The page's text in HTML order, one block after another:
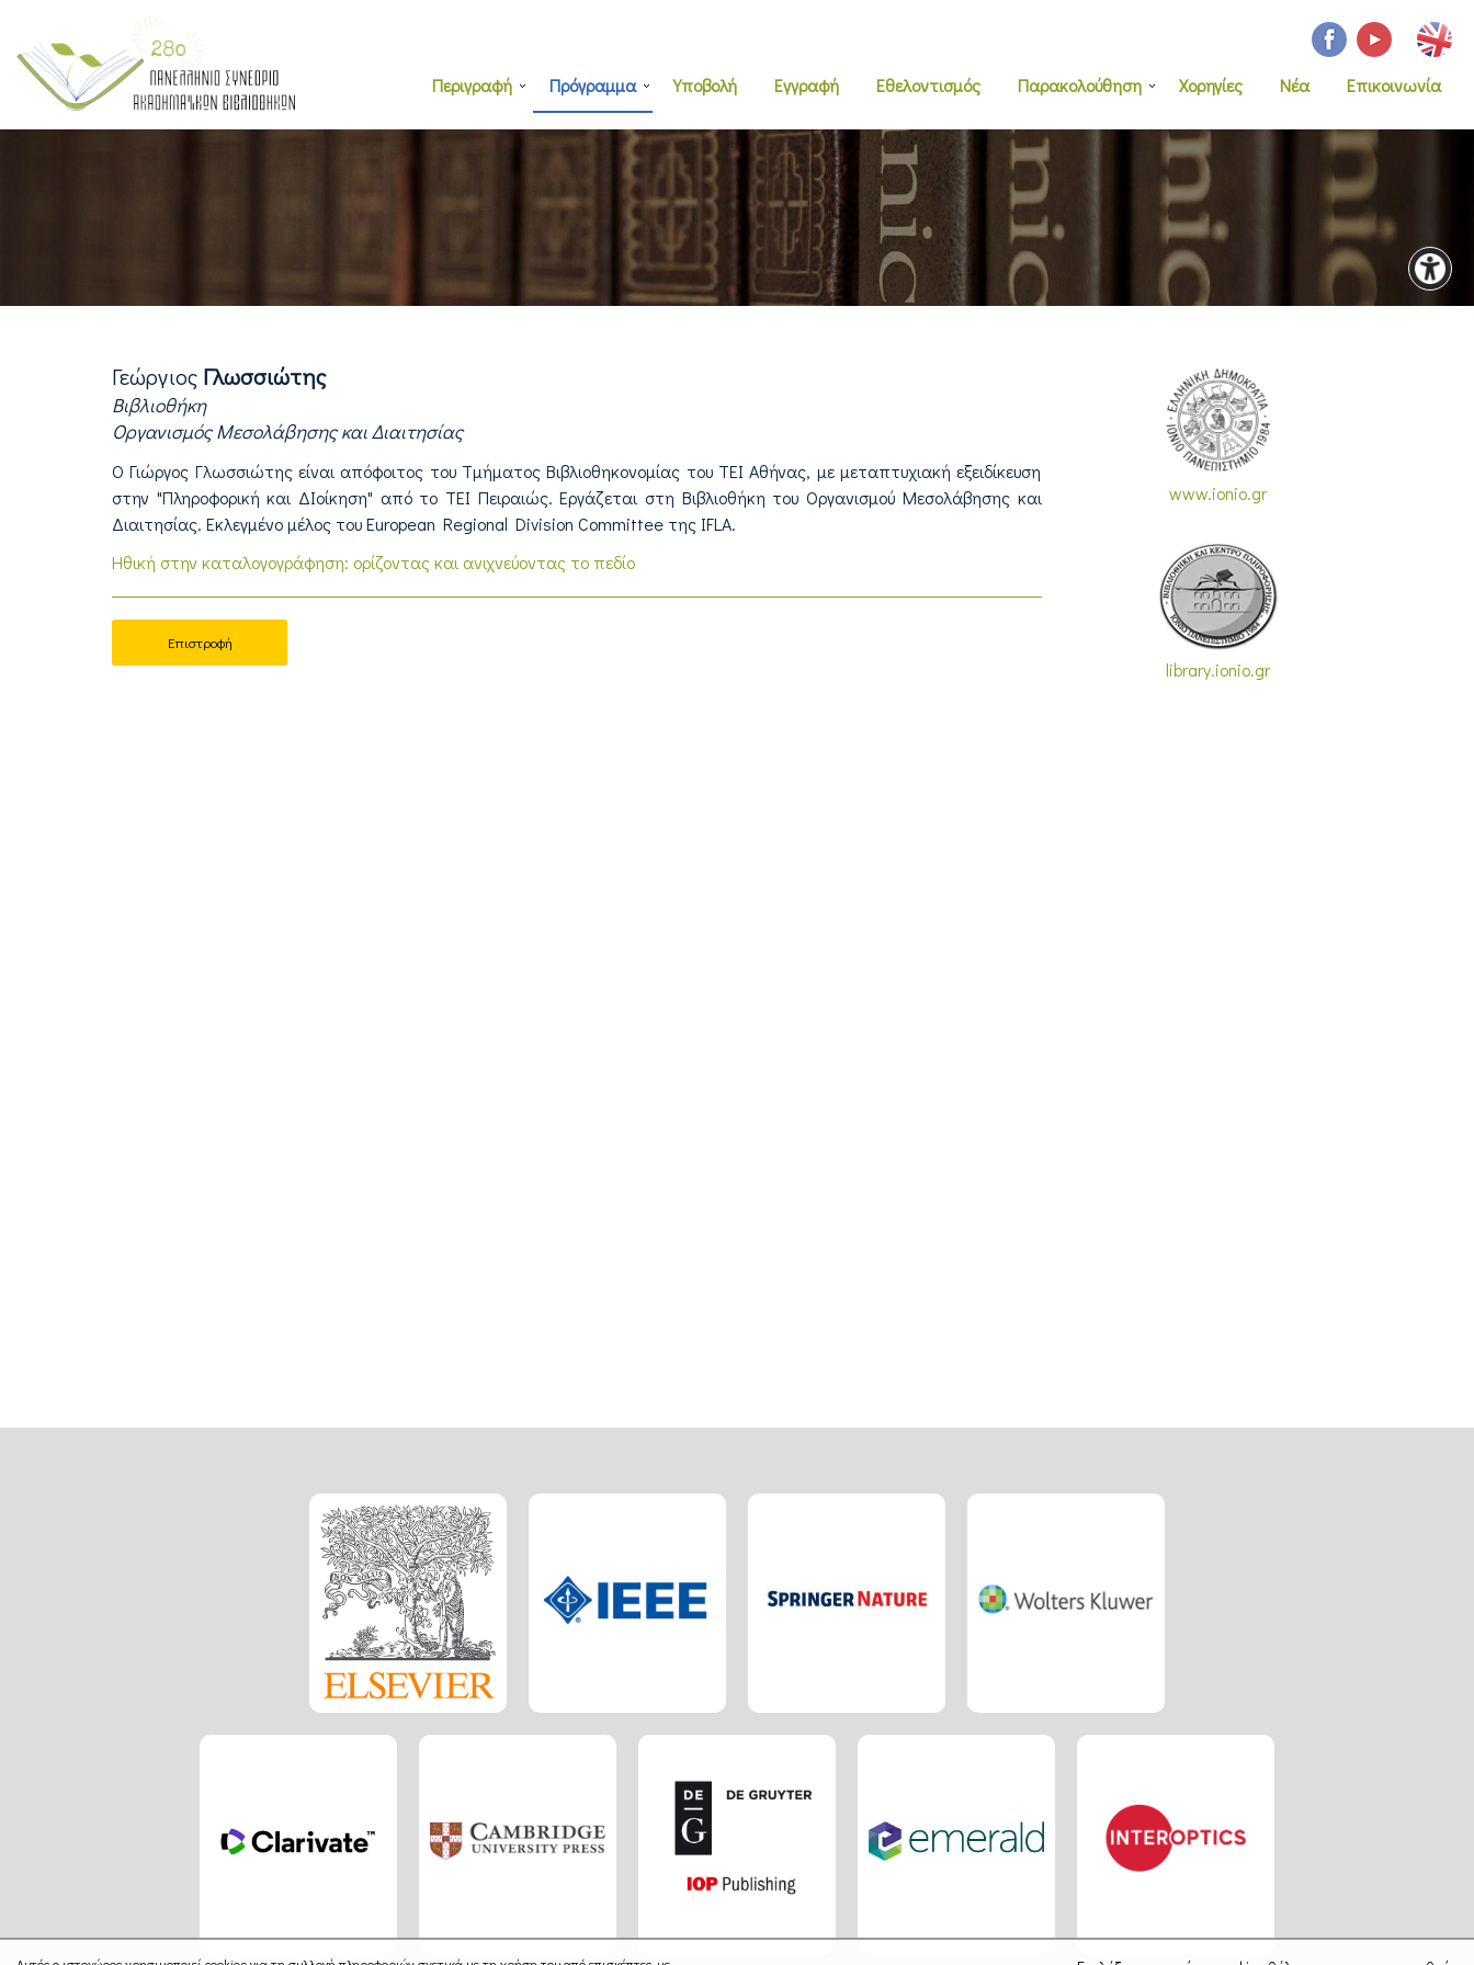
Περιγραφή Πρόγραμμα Υποβολή Εγγραφή Εθελοντισμός Παρακολούθηση Χορηγίες Νέα Επικοινωνία
Γεώργιος Γλωσσιώτης
Βιβλιοθήκη
Οργανισμός Μεσολάβησης και Διαιτησίας
Ο Γιώργος Γλωσσιώτης είναι απόφοιτος του Τμήματος Βιβλιοθηκονομίας του ΤΕΙ Αθήνας, με μεταπτυχιακή εξειδίκευση
στην "Πληροφορική και ΔΙοίκηση" από το ΤΕΙ Πειραιώς. Εργάζεται στη Βιβλιοθήκη του Οργανισμού Μεσολάβησης και
Διαιτησίας. Εκλεγμένο μέλος του European Regional Division Committee της IFLA.
Ηθική στην καταλογογράφηση: ορίζοντας και ανιχνεύοντας το πεδίο
Επιστροφή
www.ionio.gr
library.ionio.gr